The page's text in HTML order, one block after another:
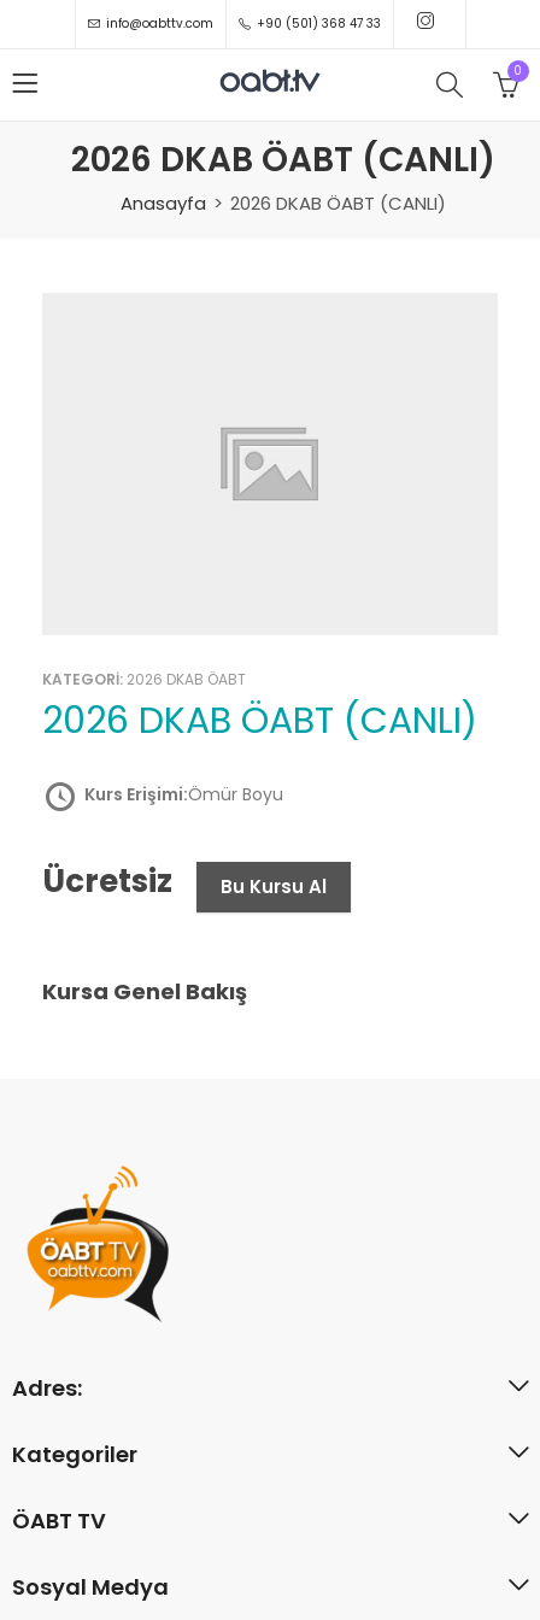
info@oabttv.com +90 (501) 368 47 33
0
2026 DKAB ÖABT (CANLI)
Anasayfa 2026 DKAB ÖABT (CANLI)
KATEGORİ: 2026 DKAB ÖABT
2026 DKAB ÖABT (CANLI)
Kurs Erişimi:Ömür Boyu
Ücretsiz Bu Kursu Al
Kursa Genel Bakış
Adres:
Kategoriler
ÖABT TV
Sosyal Medya